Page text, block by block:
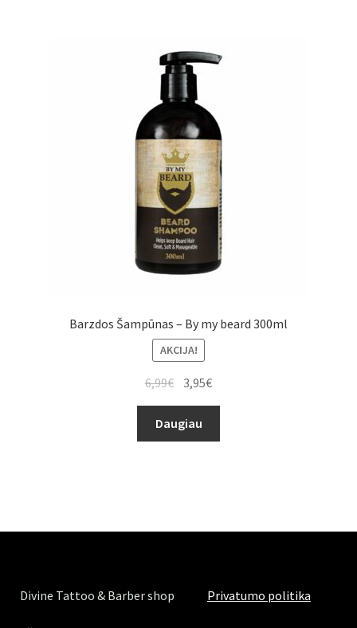
Barzdos Šampūnas – By my beard 300ml
AKCIJA!
6,99€ 3,95€
Daugiau
Divine Tattoo & Barber shop Privatumo politika